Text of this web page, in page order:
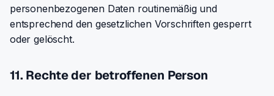
personenbezogenen Daten routinemäßig und
entsprechend den gesetzlichen Vorschriften gesperrt
oder gelöscht.
11. Rechte der betroffenen Person